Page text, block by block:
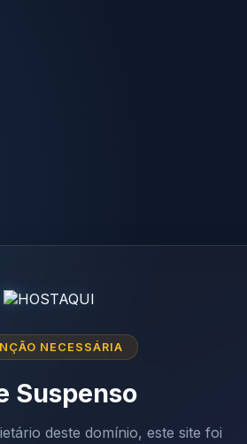
NECESSÁRIA
Suspenso
deste domínio, este site foi